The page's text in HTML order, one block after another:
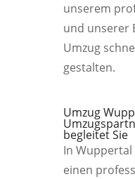
unserem
und unserer
Umzug
gestalten.
Umzug
begleitet Sie
In
einen